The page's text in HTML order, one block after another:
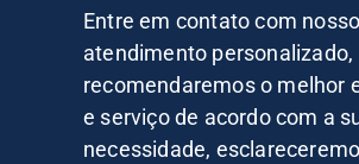
Entre em contato com
atendimento personalizado,
recomendaremos o melhor
e serviço de acordo com a
necessidade,